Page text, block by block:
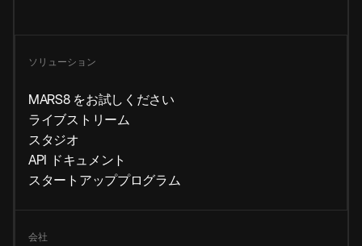
ソリューション
MARS8 をお試しください
ライブストリーム
スタジオ
API ドキュメント
スタートアッププログラム
会社